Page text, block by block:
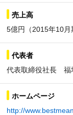
売上高
5億円（2015年10
代表者
代表取締役社長 福
ホームページ
http://